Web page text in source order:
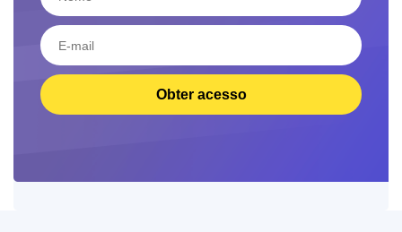
Obter acesso